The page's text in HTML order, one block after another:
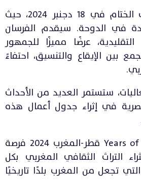
وأخيرًا، سيكون مسك الختام في 18 دجنبر 2024، حيث
في الدوحة. سيقدم الفرسان
التقليدية، عرضًا مميزًا للجمهور
بين الإيقاع والتنسيق، احتفاءً
ستستمر العديد من الأحداث
في إثراء جدول أعمال هذه
تعد مبادرة Years of Culture قطر-المغرب 2024 فرصة
التراث الثقافي المغربي بكل
تجعل من المغرب بلدًا تاريخيًا